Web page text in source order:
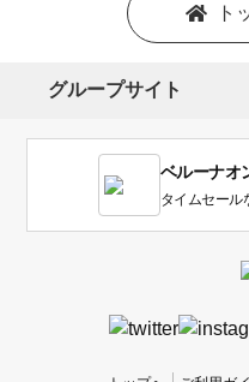
ト
グループサイト
ベルーナオ
タイムセール